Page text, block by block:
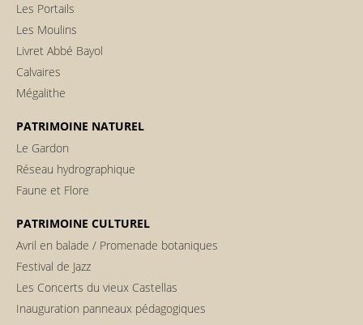
Les Portails
Les Moulins
Livret Abbé Bayol
Calvaires
Mégalithe
PATRIMOINE NATUREL
Le Gardon
Réseau hydrographique
Faune et Flore
PATRIMOINE CULTUREL
Avril en balade / Promenade botaniques
Festival de Jazz
Les Concerts du vieux Castellas
Inauguration panneaux pédagogiques